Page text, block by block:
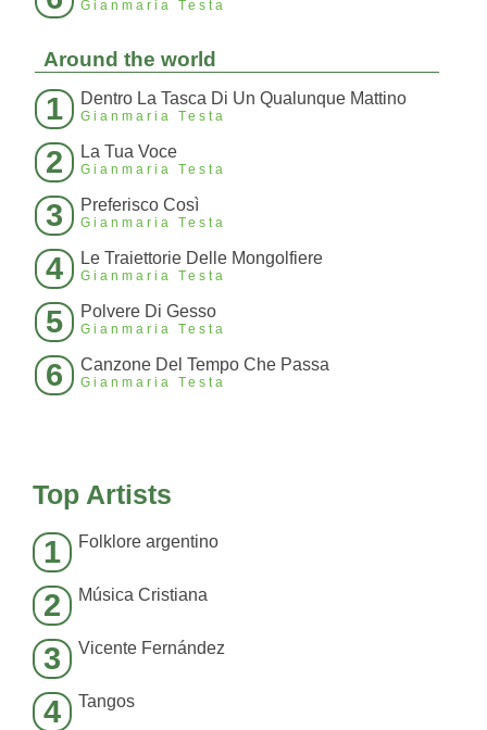
Gianmaria Testa
Around the world
1 Dentro La Tasca Di Un Qualunque Mattino
Gianmaria Testa
2 La Tua Voce
Gianmaria Testa
3 Preferisco Così
Gianmaria Testa
4 Le Traiettorie Delle Mongolfiere
Gianmaria Testa
5 Polvere Di Gesso
Gianmaria Testa
6 Canzone Del Tempo Che Passa
Gianmaria Testa
Top Artists
1 Folklore argentino
2 Música Cristiana
3 Vicente Fernández
4 Tangos